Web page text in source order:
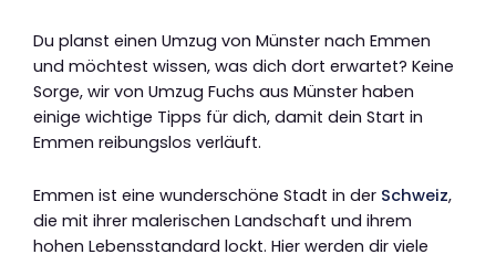
Du planst einen Umzug von Münster nach Emmen
und möchtest wissen, was dich dort erwartet? Keine
Sorge, wir von Umzug Fuchs aus Münster haben
einige wichtige Tipps für dich, damit dein Start in
Emmen reibungslos verläuft.
Emmen ist eine wunderschöne Stadt in der Schweiz,
die mit ihrer malerischen Landschaft und ihrem
hohen Lebensstandard lockt. Hier werden dir viele